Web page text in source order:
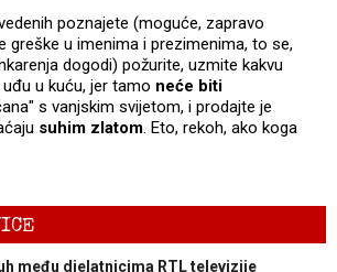
poznajete (moguće, zapravo
greške u imenima i prezimenima, to se,
dogodi) požurite, uzmite kakvu
u kuću, jer tamo neće biti
s vanjskim svijetom, i prodajte je
suhim zlatom. Eto, rekoh, ako koga
među djelatnicima RTL televizije